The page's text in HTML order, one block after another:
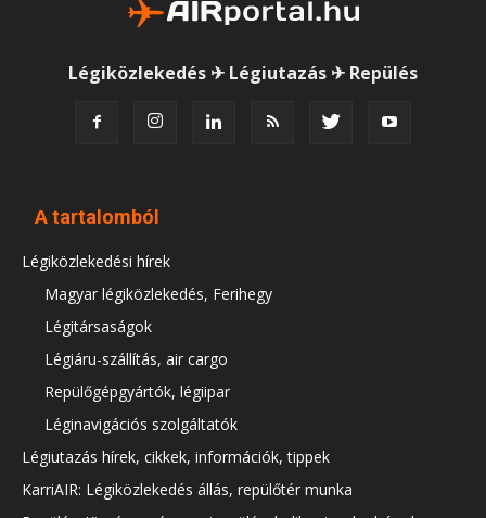
Légiközlekedés ✈ Légiutazás ✈ Repülés
A tartalomból
Légiközlekedési hírek
Magyar légiközlekedés, Ferihegy
Légitársaságok
Légiáru-szállítás, air cargo
Repülőgépgyártók, légiipar
Léginavigációs szolgáltatók
Légiutazás hírek, cikkek, információk, tippek
KarriAIR: Légiközlekedés állás, repülőtér munka